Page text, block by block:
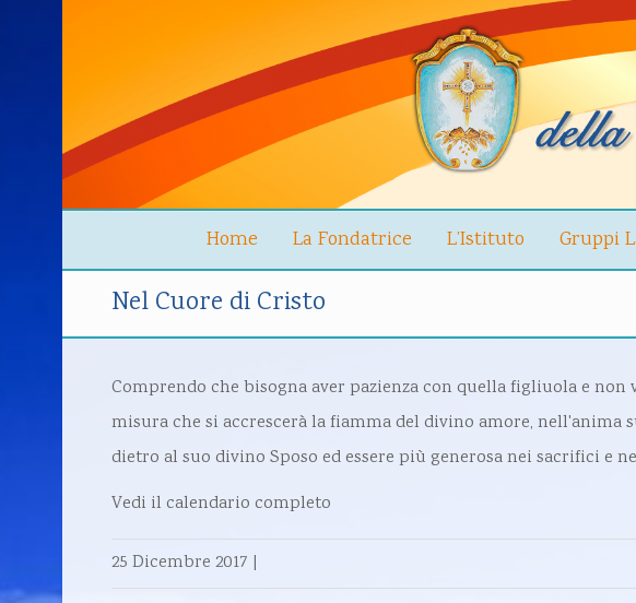
Home La Fondatrice L’Istituto Gruppi
Nel Cuore di Cristo
Comprendo che bisogna aver pazienza con quella figliuola e
misura che si accrescerà la fiamma del divino amore,
dietro al suo divino Sposo ed essere più generosa nei sacrifici e
Vedi il calendario completo
25 Dicembre 2017 |